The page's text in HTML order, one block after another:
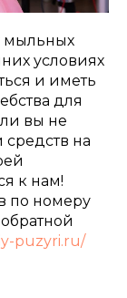
мыльных
условиях
и иметь
для
вы не
средств на
к нам!
по номеру
puzyri.ru/